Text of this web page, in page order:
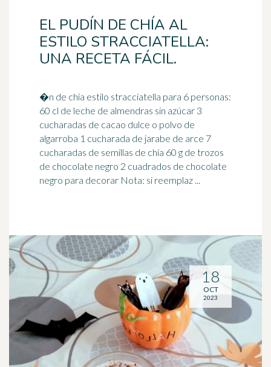
EL PUDÍN DE CHÍA AL
ESTILO STRACCIATELLA:
UNA RECETA FÁCIL.
�n de chía estilo stracciatella para 6 personas:
60 cl de leche de almendras sin azúcar 3
cucharadas de cacao dulce o polvo de
algarroba 1 cucharada de jarabe de arce 7
cucharadas de semillas de chía 60 g de trozos
de chocolate negro 2 cuadrados de chocolate
negro para decorar Nota: si reemplaz ...
18
OCT
2023